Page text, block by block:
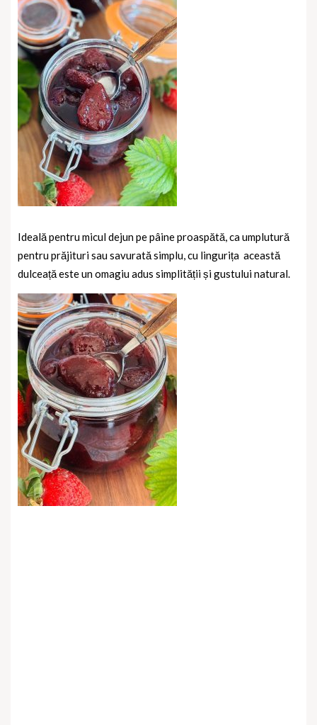
Ideală pentru micul dejun pe pâine proaspătă, ca umplutură
pentru prăjituri sau savurată simplu, cu lingurița această
dulceață este un omagiu adus simplității și gustului natural.